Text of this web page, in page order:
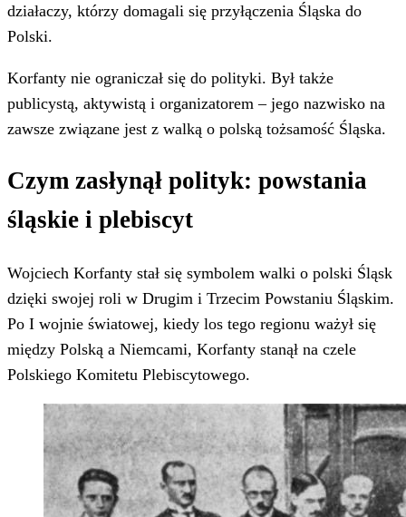
działaczy, którzy domagali się przyłączenia Śląska do
Polski.
Korfanty nie ograniczał się do polityki. Był także
publicystą, aktywistą i organizatorem – jego nazwisko na
zawsze związane jest z walką o polską tożsamość Śląska.
Czym zasłynął polityk: powstania
śląskie i plebiscyt
Wojciech Korfanty stał się symbolem walki o polski Śląsk
dzięki swojej roli w Drugim i Trzecim Powstaniu Śląskim.
Po I wojnie światowej, kiedy los tego regionu ważył się
między Polską a Niemcami, Korfanty stanął na czele
Polskiego Komitetu Plebiscytowego.